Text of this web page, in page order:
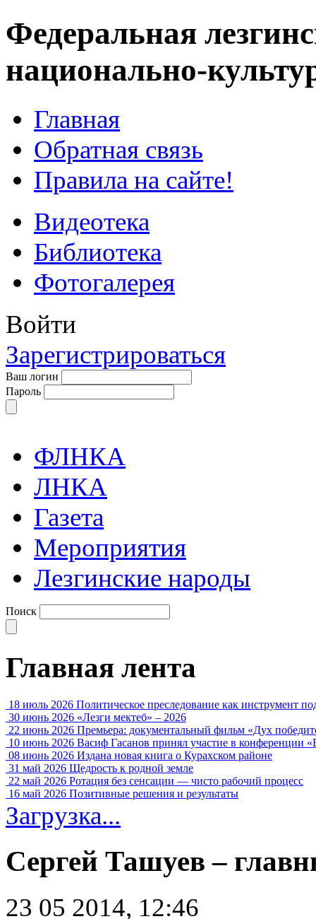
Федеральная
национально-
Главная
Обратная связь
Правила на сайте!
Видеотека
Библиотека
Фотогалерея
Войти
Зарегистрироваться
Ваш логин
Пароль
ФЛНКА
ЛНКА
Газета
Мероприятия
Лезгинские народы
Поиск
Главная лента
18 июль 2026 Политическое преследование как инструмент
30 июнь 2026 «Лезги мектеб» – 2026
22 июнь 2026 Премьера: документальный фильм «Дух
10 июнь 2026 Васиф Гасанов принял участие в конференции
08 июнь 2026 Издана новая книга о Курахском районе
31 май 2026 Щедрость к родной земле
22 май 2026 Ротация без сенсации — чисто рабочий процесс
16 май 2026 Позитивные решения и результаты
Загрузка...
Сергей Ташуев –
23 05 2014, 12:46